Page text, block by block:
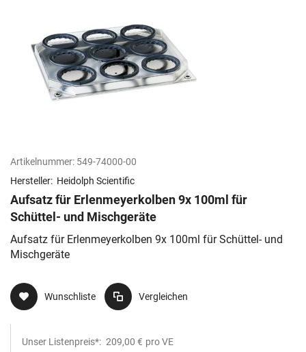
Artikelnummer: 549-74000-00
Hersteller: Heidolph Scientific
Aufsatz für Erlenmeyerkolben 9x 100ml für
Schüttel- und Mischgeräte
Aufsatz für Erlenmeyerkolben 9x 100ml für Schüttel- und
Mischgeräte
Wunschliste Vergleichen
Unser Listenpreis*: 209,00 € pro VE